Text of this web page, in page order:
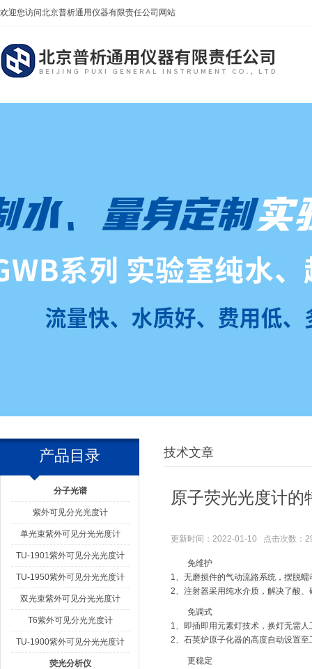
欢迎您访问北京普析通用仪器有限责任公司网站
产品目录
分子光谱
紫外可见分光光度计
单光束紫外可见分光光度计
TU-1901紫外可见分光光度计
TU-1950紫外可见分光光度计
双光束紫外可见分光光度计
T6紫外可见分光光度计
TU-1900紫外可见分光光度计
荧光分析仪
技术文章
原子荧光光度计的
更新时间：2022-01-10 点击次数：
免维护
1、无磨损件的气动流路系统，摆脱
2、注射器采用纯水介质，解决了酸
免调式
1、即插即用元素灯技术，换灯无需
2、石英炉原子化器的高度自动设置
更稳定